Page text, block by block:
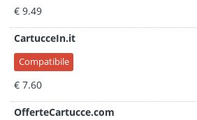
€ 9.49
CartucceIn.it
Compatibile
€ 7.60
OfferteCartucce.com